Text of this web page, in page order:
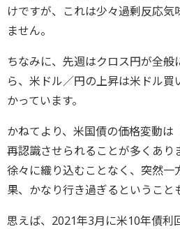
けですが、これは少々過剰反応気
ません。
ちなみに、先週はクロス円が全
ら、米ドル／円の上昇は米ドル
かっています。
かねてより、米国債の価格変動は
再認識させられることが多くあり
徐々に織り込むことなく、突然一
果、かなり行き過ぎるということ
思えば、2021年3月に米10年債利